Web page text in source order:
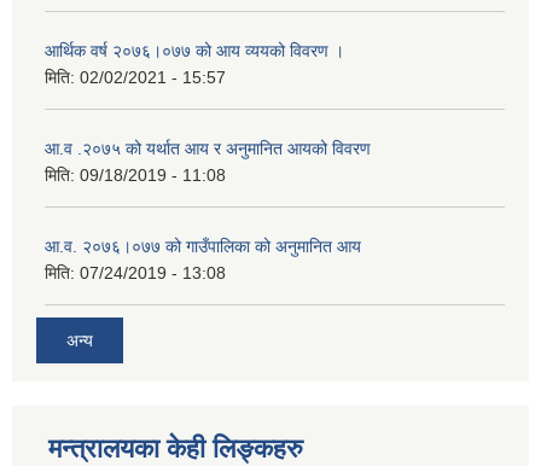
आर्थिक वर्ष २०७६।०७७ को आय व्ययको विवरण ।
मिति: 02/02/2021 - 15:57
आ.व .२०७५ को यर्थात आय र अनुमानित आयको विवरण
मिति: 09/18/2019 - 11:08
आ.व. २०७६।०७७ को गाउँपालिका को अनुमानित आय
मिति: 07/24/2019 - 13:08
अन्य
मन्त्रालयका केही लिङ्कहरु